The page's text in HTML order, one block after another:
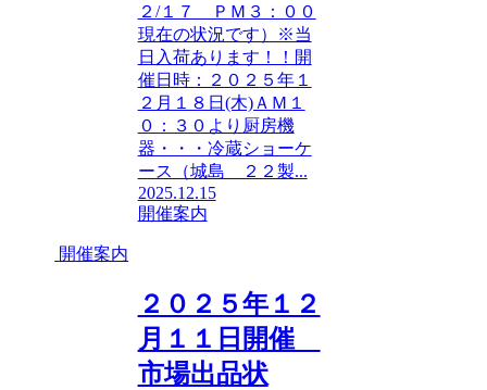
２/１７ ＰＭ３：００
現在の状況です）※当
日入荷あります！！開
催日時：２０２５年１
２月１８日(木)ＡＭ１
０：３０より厨房機
器・・・冷蔵ショーケ
ース（城島 ２２製...
2025.12.15
開催案内
開催案内
２０２５年１２
月１１日開催
市場出品状